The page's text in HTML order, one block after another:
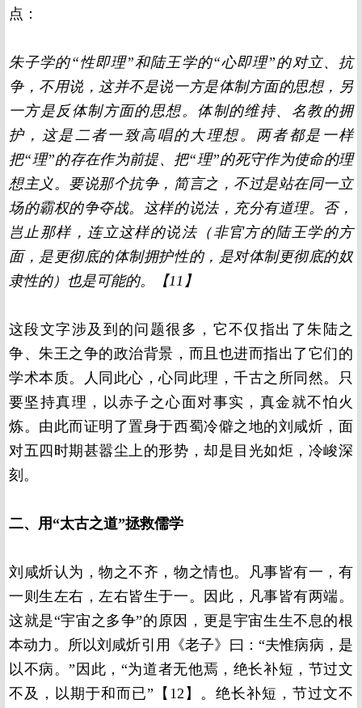
点：
朱子学的“性即理”和陆王学的“心即理”的对立、抗
争，不用说，这并不是说一方是体制方面的思想，另
一方是反体制方面的思想。体制的维持、名教的拥
护，这是二者一致高唱的大理想。两者都是一样
把“理”的存在作为前提、把“理”的死守作为使命的理
想主义。要说那个抗争，简言之，不过是站在同一立
场的霸权的争夺战。这样的说法，充分有道理。否，
岂止那样，连立这样的说法（非官方的陆王学的方
面，是更彻底的体制拥护性的，是对体制更彻底的奴
隶性的）也是可能的。【11】
这段文字涉及到的问题很多，它不仅指出了朱陆之
争、朱王之争的政治背景，而且也进而指出了它们的
学术本质。人同此心，心同此理，千古之所同然。只
要坚持真理，以赤子之心面对事实，真金就不怕火
炼。由此而证明了置身于西蜀冷僻之地的刘咸炘，面
对五四时期甚嚣尘上的形势，却是目光如炬，冷峻深
刻。
二、用“太古之道”拯救儒学
刘咸炘认为，物之不齐，物之情也。凡事皆有一，有
一则生左右，左右皆生于一。因此，凡事皆有两端。
这就是“宇宙之多争”的原因，更是宇宙生生不息的根
本动力。所以刘咸炘引用《老子》曰：“夫惟病病，是
以不病。”因此，“为道者无他焉，绝长补短，节过文
不及，以期于和而已”【12】。绝长补短，节过文不